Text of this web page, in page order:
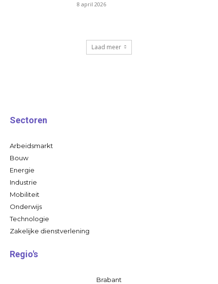
8 april 2026
Laad meer
Sectoren
Arbeidsmarkt
Bouw
Energie
Industrie
Mobiliteit
Onderwijs
Technologie
Zakelijke dienstverlening
Regio's
Brabant